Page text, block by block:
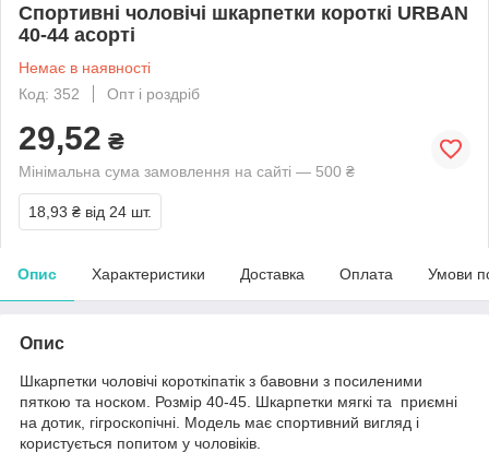
Спортивні чоловічі шкарпетки короткі URBAN
40-44 асорті
Немає в наявності
Код: 352
Опт і роздріб
29,52 ₴
Мінімальна сума замовлення на сайті — 500 ₴
18,93 ₴ від 24 шт.
Опис Характеристики Доставка Оплата Умови
Опис
Шкарпетки чоловічі короткіпатік з бавовни з посиленими
пяткою та носком. Розмір 40-45. Шкарпетки мягкі та приємні
на дотик, гігроскопічні. Модель має спортивний вигляд і
користується попитом у чоловіків.